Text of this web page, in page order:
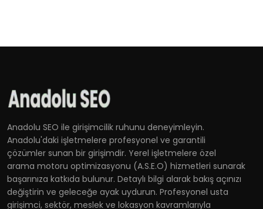
Anadolu SEO ile girişimcilik ruhunu deneyimleyin.
Anadolu'daki işletmelere profesyonel ve garantili
çözümler sunan bir girişimdir. Yerel işletmelere özel
arama motoru optimizasyonu (A.S.E.O) hizmetleri sunarak
başarınıza katkıda bulunur. Detaylı bilgi alarak bakış açınızı
değiştirin ve geleceğe ayak uydurun. Profesyonel usta
girişimci, sektör, meslek ve lokasyon kavramlarıyla